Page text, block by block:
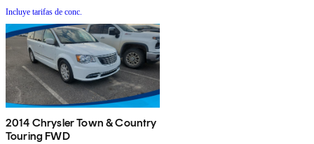
Incluye tarifas de conc.
2014 Chrysler Town & Country
Touring FWD